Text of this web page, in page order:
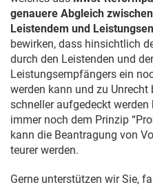
genauere Abgleich
Leistendem und
bewirken, dass hinsichtlich
durch den Leistenden und
Leistungsempfängers ein
werden kann und zu Unrecht
schneller aufgedeckt
immer noch dem Prinzip
kann die Beantragung von
teurer werden.
Gerne unterstützen wir Sie,